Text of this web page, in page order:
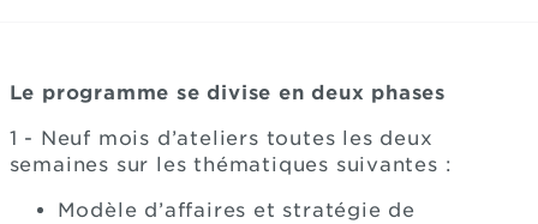
Le programme se divise en deux phases
1 - Neuf mois d’ateliers toutes les deux
semaines sur les thématiques suivantes :
Modèle d’affaires et stratégie de